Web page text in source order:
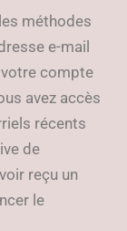
méthodes
e-mail
compte
avez accès
récents
de
reçu un
le